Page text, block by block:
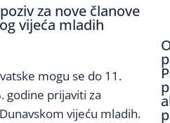
za nove članove
vijeća mladih
mogu se do 11.
godine prijaviti za
vijeću mladih.